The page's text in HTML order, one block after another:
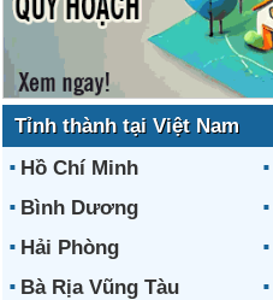
Tỉnh thành tại Việt Nam
Hồ Chí Minh
Bình Dương
Hải Phòng
Bà Rịa Vũng Tàu